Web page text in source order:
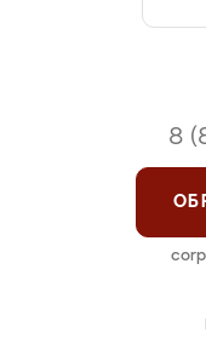
8